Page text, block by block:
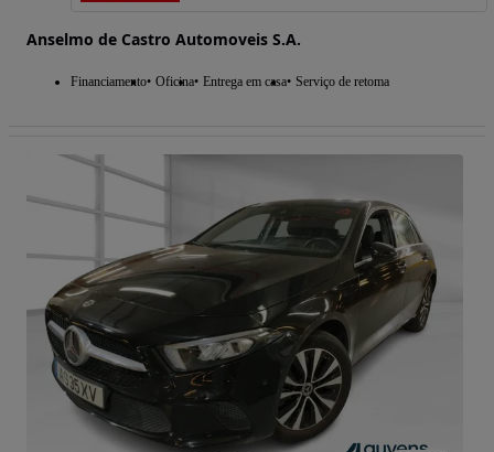
Anselmo de Castro Automoveis S.A.
Financiamento Oficina Entrega em casa Serviço de retoma